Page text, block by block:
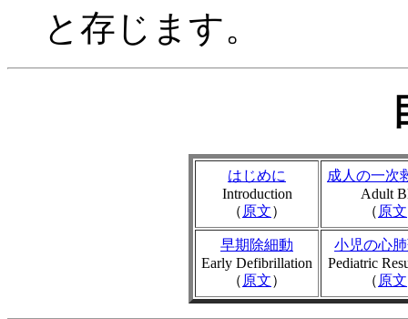
と存じます。
はじめに
Introduction
（ 原文）
成人の一次
Adult
（ 原文
早期除細動
Early Defibrillation
（ 原文）
小児の心
Pediatric
（ 原文